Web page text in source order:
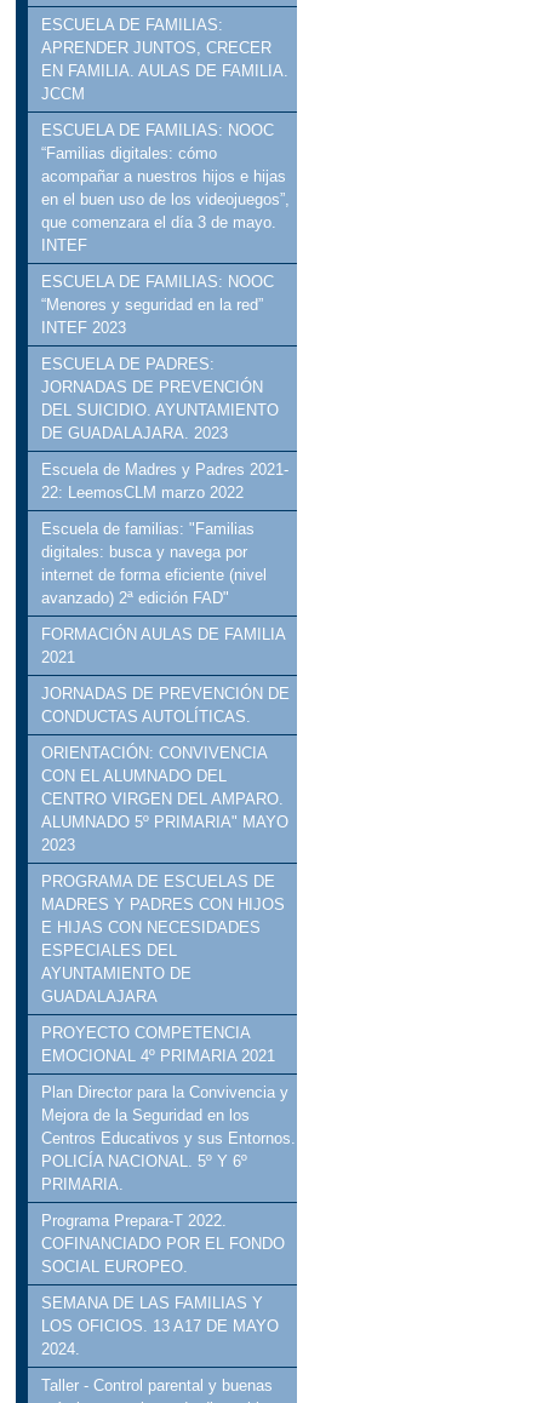
ESCUELA DE FAMILIAS:
APRENDER JUNTOS, CRECER
EN FAMILIA. AULAS DE FAMILIA.
JCCM
ESCUELA DE FAMILIAS: NOOC
“Familias digitales: cómo
acompañar a nuestros hijos e hijas
en el buen uso de los videojuegos”,
que comenzara el día 3 de mayo.
INTEF
ESCUELA DE FAMILIAS: NOOC
“Menores y seguridad en la red”
INTEF 2023
ESCUELA DE PADRES:
JORNADAS DE PREVENCIÓN
DEL SUICIDIO. AYUNTAMIENTO
DE GUADALAJARA. 2023
Escuela de Madres y Padres 2021-
22: LeemosCLM marzo 2022
Escuela de familias: "Familias
digitales: busca y navega por
internet de forma eficiente (nivel
avanzado) 2ª edición FAD"
FORMACIÓN AULAS DE FAMILIA
2021
JORNADAS DE PREVENCIÓN DE
CONDUCTAS AUTOLÍTICAS.
ORIENTACIÓN: CONVIVENCIA
CON EL ALUMNADO DEL
CENTRO VIRGEN DEL AMPARO.
ALUMNADO 5º PRIMARIA" MAYO
2023
PROGRAMA DE ESCUELAS DE
MADRES Y PADRES CON HIJOS
E HIJAS CON NECESIDADES
ESPECIALES DEL
AYUNTAMIENTO DE
GUADALAJARA
PROYECTO COMPETENCIA
EMOCIONAL 4º PRIMARIA 2021
Plan Director para la Convivencia y
Mejora de la Seguridad en los
Centros Educativos y sus Entornos.
POLICÍA NACIONAL. 5º Y 6º
PRIMARIA.
Programa Prepara-T 2022.
COFINANCIADO POR EL FONDO
SOCIAL EUROPEO.
SEMANA DE LAS FAMILIAS Y
LOS OFICIOS. 13 A17 DE MAYO
2024.
Taller - Control parental y buenas